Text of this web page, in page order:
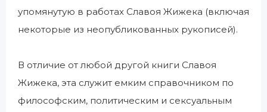
упомянутую в работах Славоя Жижека (включая
некоторые из неопубликованных рукописей).
В отличие от любой другой книги Славоя
Жижека, эта служит емким справочником по
философским, политическим и сексуальным